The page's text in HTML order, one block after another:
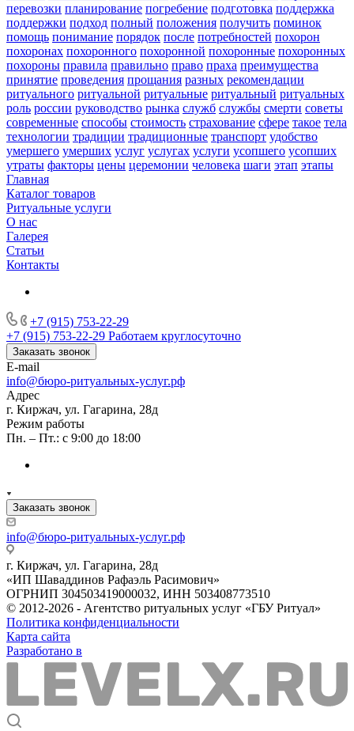
перевозки планирование погребение подготовка поддержка
поддержки подход полный положения получить поминок
помощь понимание порядок после потребностей похорон
похоронах похоронного похоронной похоронные похоронных
похороны правила правильно право праха преимущества
принятие проведения прощания разных рекомендации
ритуального ритуальной ритуальные ритуальный ритуальных
роль россии руководство рынка служб службы смерти советы
современные способы стоимость страхование сфере такое тела
технологии традиции традиционные транспорт удобство
умершего умерших услуг услугах услуги усопшего усопших
утраты факторы цены церемонии человека шаги этап этапы
Главная
Каталог товаров
Ритуальные услуги
О нас
Галерея
Статьи
Контакты
+7 (915) 753-22-29
+7 (915) 753-22-29 Работаем круглосуточно
Заказать звонок
E-mail
info@бюро-ритуальных-услуг.рф
Адрес
г. Киржач, ул. Гагарина, 28д
Режим работы
Пн. – Пт.: с 9:00 до 18:00
Заказать звонок
info@бюро-ритуальных-услуг.рф
г. Киржач, ул. Гагарина, 28д
«ИП Шаваддинов Рафаэль Расимович»
ОГРНИП 304503419000032, ИНН 503408773510
© 2012-2026 - Агентство ритуальных услуг «ГБУ Ритуал»
Политика конфиденциальности
Карта сайта
Разработано в